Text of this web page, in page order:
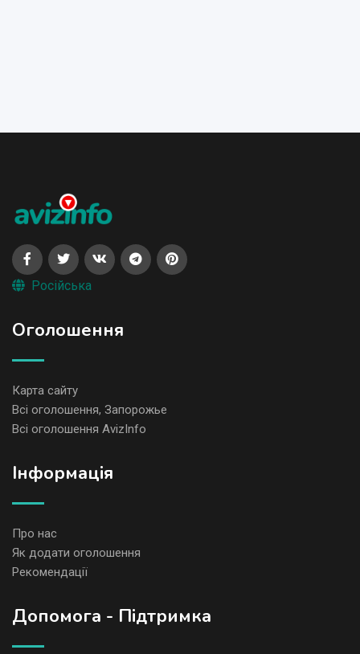
Російська
Оголошення
Карта сайту
Всі оголошення, Запорожье
Всі оголошення AvizInfo
Iнформація
Про нас
Як додати оголошення
Рекомендації
Допомога - Підтримка